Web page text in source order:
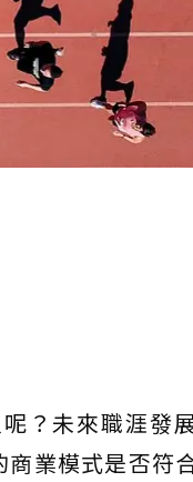
？未來職涯發
業模式是否符